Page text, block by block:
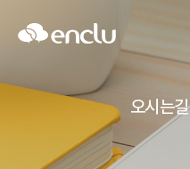
오시는길